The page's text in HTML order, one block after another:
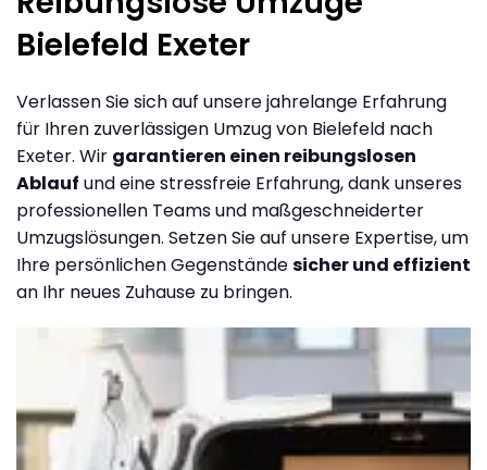
Bielefeld Exeter
Verlassen Sie sich auf unsere jahrelange Erfahrung
für Ihren zuverlässigen Umzug von Bielefeld nach
Exeter. Wir garantieren einen reibungslosen
Ablauf und eine stressfreie Erfahrung, dank unseres
professionellen Teams und maßgeschneiderter
Umzugslösungen. Setzen Sie auf unsere Expertise, um
Ihre persönlichen Gegenständesicher und effizient
an Ihr neues Zuhause zu bringen.